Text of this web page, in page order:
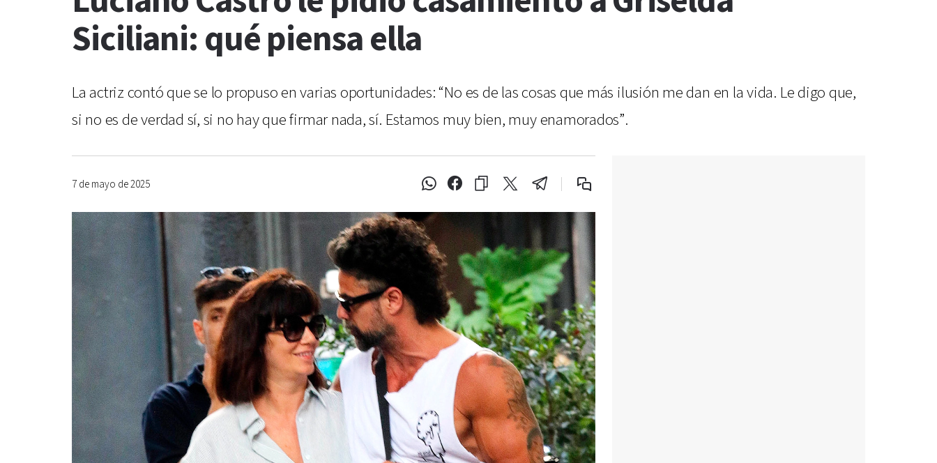
Siciliani: qué piensa ella
La actriz contó que se lo propuso en varias oportunidades: “No es de las cosas que más ilusión me dan en la vida. Le digo que,
si no es de verdad sí, si no hay que firmar nada, sí. Estamos muy bien, muy enamorados”.
7 de mayo de 2025